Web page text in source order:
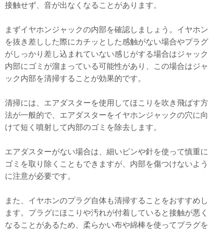
接触せず、音が出なくなることがあります。
まずイヤホンジャックの内部を確認しましょう。イヤホン
を抜き差しした際にカチッとした感触がない場合やプラグ
がしっかり差し込まれていない感じがする場合はジャック
内部にゴミが溜まっている可能性があり、この場合はジャ
ック内部を清掃することが効果的です。
清掃には、エアダスターを使用してほこりを吹き飛ばす方
法が一般的で、エアダスターをイヤホンジャックの穴に向
けて短く噴射して内部のゴミを除去します。
エアダスターがない場合は、細いピンや針を使って慎重に
ゴミを取り除くこともできますが、内部を傷つけないよう
に注意が必要です。
また、イヤホンのプラグ自体も清掃することをおすすめし
ます。プラグにほこりや汚れが付着していると接触が悪く
なることがあるため、柔らかい布や綿棒を使ってプラグを